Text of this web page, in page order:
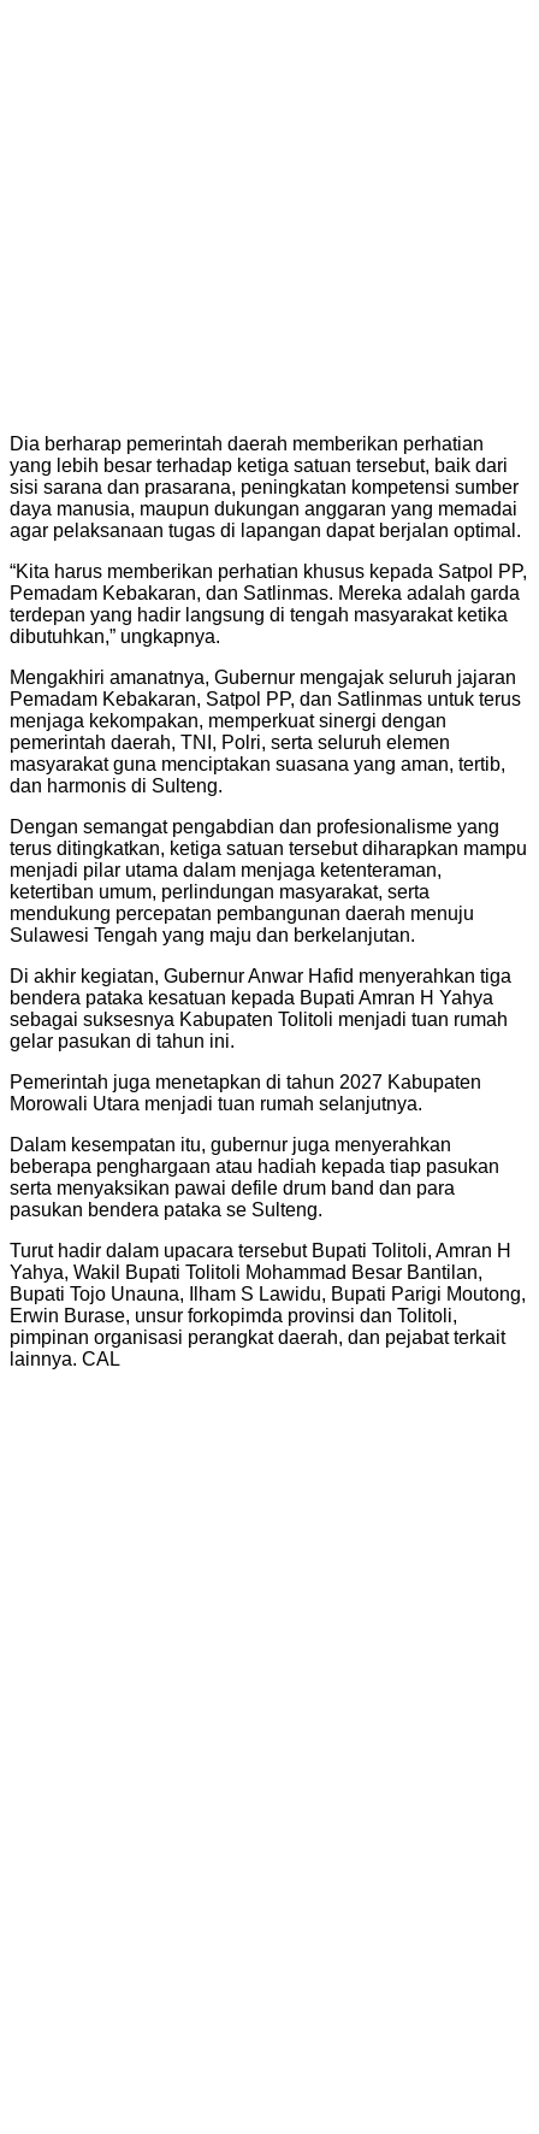
Dia berharap pemerintah daerah memberikan perhatian
yang lebih besar terhadap ketiga satuan tersebut, baik dari
sisi sarana dan prasarana, peningkatan kompetensi sumber
daya manusia, maupun dukungan anggaran yang memadai
agar pelaksanaan tugas di lapangan dapat berjalan optimal.
“Kita harus memberikan perhatian khusus kepada Satpol PP,
Pemadam Kebakaran, dan Satlinmas. Mereka adalah garda
terdepan yang hadir langsung di tengah masyarakat ketika
dibutuhkan,” ungkapnya.
Mengakhiri amanatnya, Gubernur mengajak seluruh jajaran
Pemadam Kebakaran, Satpol PP, dan Satlinmas untuk terus
menjaga kekompakan, memperkuat sinergi dengan
pemerintah daerah, TNI, Polri, serta seluruh elemen
masyarakat guna menciptakan suasana yang aman, tertib,
dan harmonis di Sulteng.
Dengan semangat pengabdian dan profesionalisme yang
terus ditingkatkan, ketiga satuan tersebut diharapkan mampu
menjadi pilar utama dalam menjaga ketenteraman,
ketertiban umum, perlindungan masyarakat, serta
mendukung percepatan pembangunan daerah menuju
Sulawesi Tengah yang maju dan berkelanjutan.
Di akhir kegiatan, Gubernur Anwar Hafid menyerahkan tiga
bendera pataka kesatuan kepada Bupati Amran H Yahya
sebagai suksesnya Kabupaten Tolitoli menjadi tuan rumah
gelar pasukan di tahun ini.
Pemerintah juga menetapkan di tahun 2027 Kabupaten
Morowali Utara menjadi tuan rumah selanjutnya.
Dalam kesempatan itu, gubernur juga menyerahkan
beberapa penghargaan atau hadiah kepada tiap pasukan
serta menyaksikan pawai defile drum band dan para
pasukan bendera pataka se Sulteng.
Turut hadir dalam upacara tersebut Bupati Tolitoli, Amran H
Yahya, Wakil Bupati Tolitoli Mohammad Besar Bantilan,
Bupati Tojo Unauna, Ilham S Lawidu, Bupati Parigi Moutong,
Erwin Burase, unsur forkopimda provinsi dan Tolitoli,
pimpinan organisasi perangkat daerah, dan pejabat terkait
lainnya. CAL